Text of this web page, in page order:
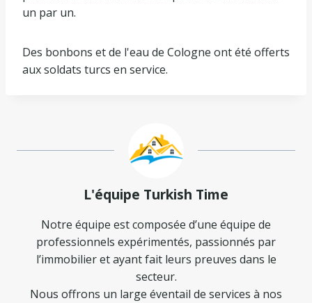
un par un.
Des bonbons et de l'eau de Cologne ont été offerts
aux soldats turcs en service.
L'équipe Turkish Time
Notre équipe est composée d’une équipe de
professionnels expérimentés, passionnés par
l’immobilier et ayant fait leurs preuves dans le
secteur.
Nous offrons un large éventail de services à nos